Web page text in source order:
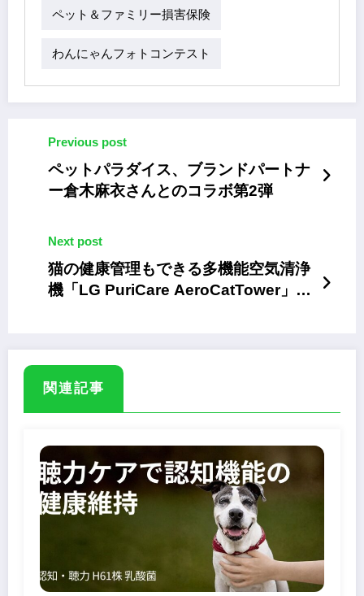
ペット＆ファミリー損害保険
わんにゃんフォトコンテスト
Previous post
ペットパラダイス、ブランドパートナ
ー倉木麻衣さんとのコラボ第2弾
Next post
猫の健康管理もできる多機能空気清浄
機「LG PuriCare AeroCatTower」発
関連記事